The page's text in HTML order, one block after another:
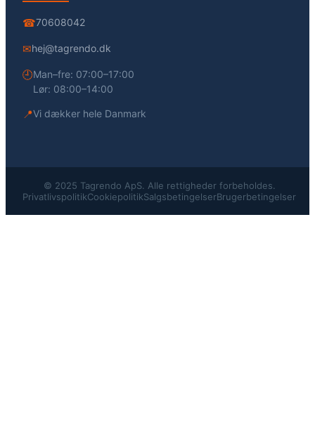
☎70608042
✉hej@tagrendo.dk
🕘Man–fre: 07:00–17:00
Lør: 08:00–14:00
📍Vi dækker hele Danmark
© 2025 Tagrendo ApS. Alle rettigheder forbeholdes.
PrivatlivspolitikCookiepolitikSalgsbetingelserBrugerbetingelser